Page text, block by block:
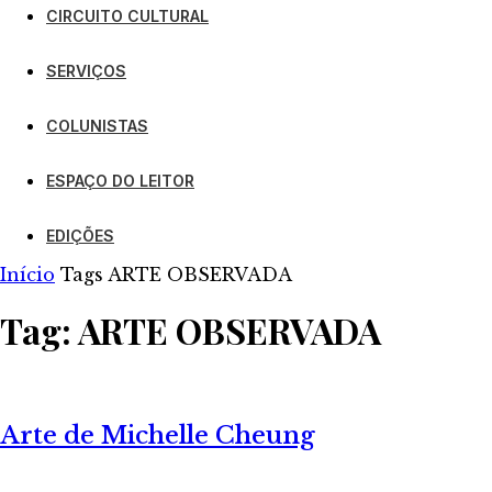
CIRCUITO CULTURAL
SERVIÇOS
COLUNISTAS
ESPAÇO DO LEITOR
EDIÇÕES
Início Tags ARTE OBSERVADA
Tag: ARTE OBSERVADA
Arte de Michelle Cheung